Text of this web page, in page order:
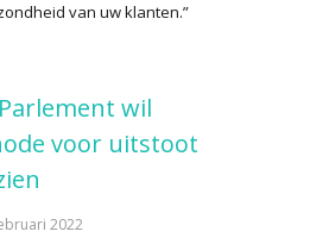
van uw klanten.”
wil
voor uitstoot
2022